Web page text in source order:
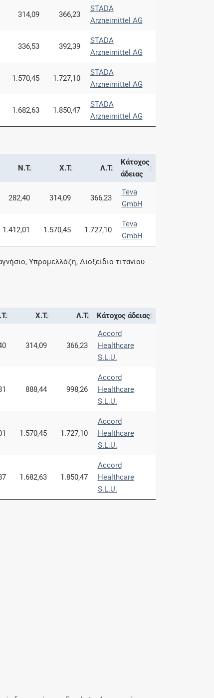
314,09 366,23
STADA
Arzneimittel AG
336,53 392,39
STADA
Arzneimittel AG
1.570,45 1.727,10
STADA
Arzneimittel AG
1.682,63 1.850,47
STADA
Arzneimittel AG
Ν.Τ. Χ.Τ. Λ.Τ.
Κάτοχος
άδειας
282,40 314,09 366,23
Teva
GmbH
1.412,01 1.570,45 1.727,10
Teva
GmbH
Υπρομελλόζη, Διοξείδιο τιτανίου
Χ.Τ. Λ.Τ. Κάτοχος άδειας
314,09 366,23
Accord
Healthcare
S.L.U.
888,44 998,26
Accord
Healthcare
S.L.U.
1.570,45 1.727,10
Accord
Healthcare
S.L.U.
1.682,63 1.850,47
Accord
Healthcare
S.L.U.